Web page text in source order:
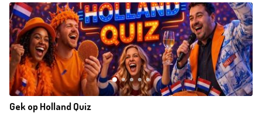
Gek op Holland Quiz